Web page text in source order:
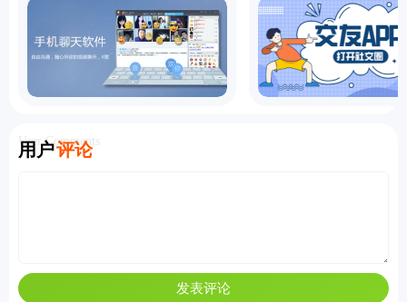
用户评论
User Comments